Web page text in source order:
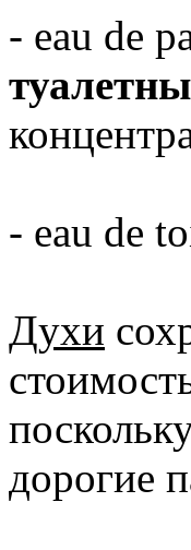
- eau de
- eau de
Духи
дорогие